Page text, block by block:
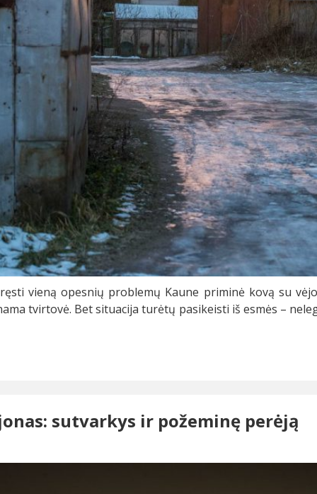
vieną opesnių problemų Kaune priminė kovą su
tvirtovė. Bet situacija turėtų pasikeisti iš esmės –
sutvarkys ir požeminę perėją